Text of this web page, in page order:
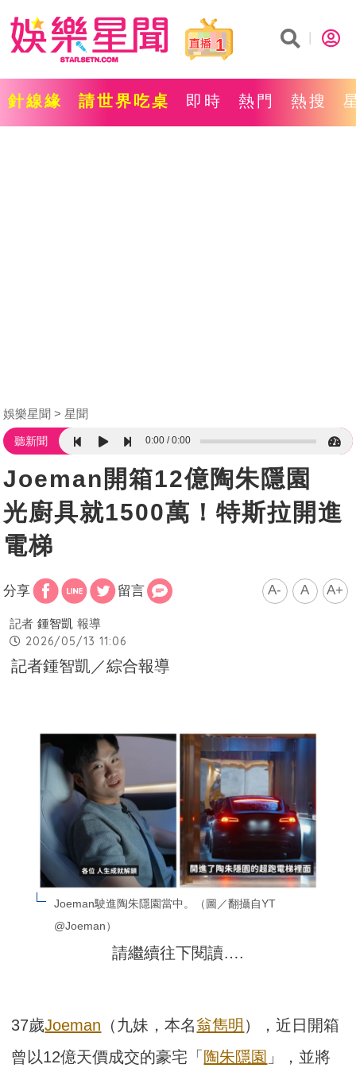
1
針線緣 請世界吃桌 即時 熱門 熱搜
娛樂星聞 星聞
聽新聞 0:00 0:00
Joeman開箱12億陶朱隱園
光廚具就1500萬！特斯拉開進
電梯
分享 留言 A- A A+
記者 鍾智凱 報導
2026/05/13 11:06
記者鍾智凱／綜合報導
Joeman駛進陶朱隱園當中。（圖／翻攝自YT
@Joeman）
請繼續往下閱讀….
37歲Joeman （九妹，本名翁雋明 ），近日開箱
曾以12億天價成交的豪宅「 陶朱隱園 」，並將